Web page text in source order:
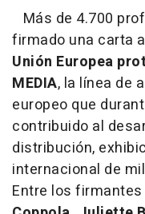
Más de 4.700
firmado una carta
Unión Europea
MEDIA, la línea de
europeo que
contribuido al
distribución,
internacional de
Entre los